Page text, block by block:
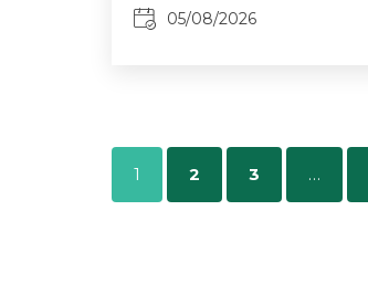
05/08/2026
1 2 3 …